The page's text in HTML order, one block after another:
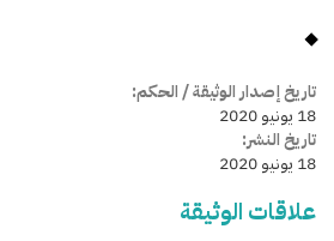
تاريخ إصدار الوثيقة / الحكم:
18 يونيو 2020
تاريخ النشر:
18 يونيو 2020
علاقات الوثيقة